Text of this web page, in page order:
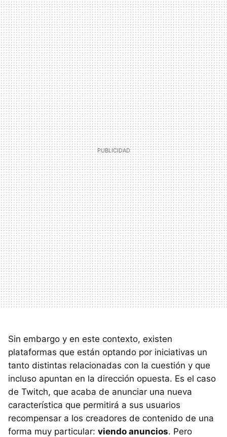
Sin embargo y en este contexto, existen
plataformas que están optando por iniciativas un
tanto distintas relacionadas con la cuestión y que
incluso apuntan en la dirección opuesta. Es el caso
de Twitch, que acaba de anunciar una nueva
característica que permitirá a sus usuarios
recompensar a los creadores de contenido de una
forma muy particular: viendo anuncios. Pero